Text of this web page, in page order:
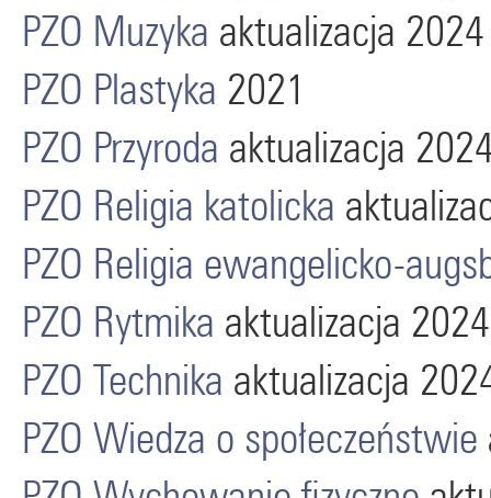
PZO Muzyka aktualizacja 2024
PZO Plastyka 2021
PZO Przyroda aktualizacja
PZO Religia katolicka
PZO Religia ewangelicko-
PZO Rytmika aktualizacja 2024
PZO Technika aktualizacja
PZO Wiedza o społeczeństwie